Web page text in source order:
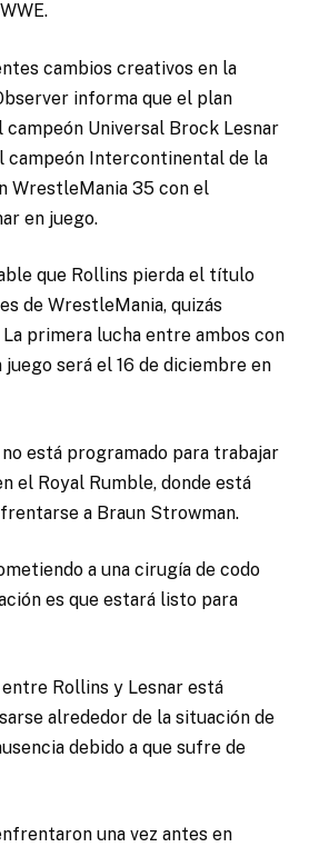
cambios creativos en la
informa que el plan
campeón Universal Brock Lesnar
campeón Intercontinental de la
WrestleMania 35 con el
en juego.
que Rollins pierda el título
de WrestleMania, quizás
primera lucha entre ambos con
será el 16 de diciembre en
está programado para trabajar
el Royal Rumble, donde está
a Braun Strowman.
a una cirugía de codo
es que estará listo para
Rollins y Lesnar está
alrededor de la situación de
debido a que sufre de
una vez antes en